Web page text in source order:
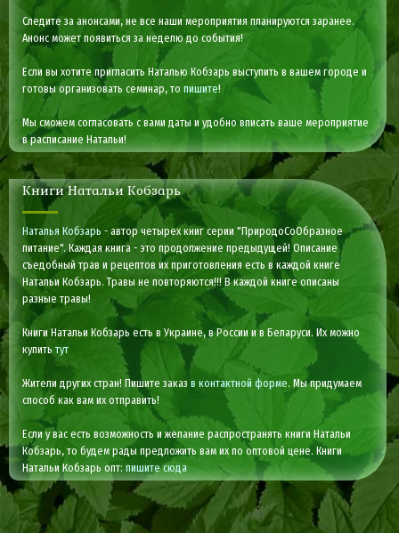
Следите за анонсами, не все наши мероприятия планируются заранее.
Анонс может появиться за неделю до события!
Если вы хотите пригласить Наталью Кобзарь выступить в вашем городе и
готовы организовать семинар, топишите!
Мы сможем согласовать с вами даты и удобно вписать ваше мероприятие
в расписание Натальи!
Книги Натальи Кобзарь
Наталья Кобзарь - автор четырех книг серии "ПриродоСоОбразное
питание". Каждая книга - это продолжение предыдущей! Описание
съедобный трав и рецептов их приготовления есть в каждой книге
Натальи Кобзарь. Травы не повторяются!!! В каждой книге описаны
разные травы!
Книги Натальи Кобзарь есть в Украине, в России и в Беларуси. Их можно
купитьтут
Жители других стран! Пишите заказв контактной форме. Мы придумаем
способ как вам их отправить!
Если у вас есть возможность и желание распространять книги Натальи
Кобзарь, то будем рады предложить вам их по оптовой цене. Книги
Натальи Кобзарь опт:пишите сюда